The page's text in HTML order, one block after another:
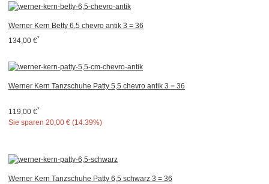
Werner Kern Betty 6,5 chevro antik 3 = 36
134,00 €*
Werner Kern Tanzschuhe Patty 5,5 chevro antik 3 = 36
119,00 €*
Sie sparen 20,00 € (14.39%)
Werner Kern Tanzschuhe Patty 6,5 schwarz 3 = 36